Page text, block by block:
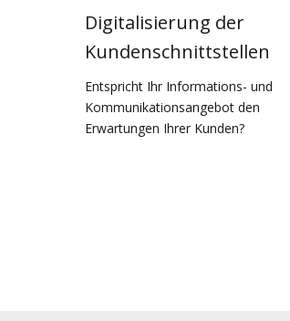
Digitalisierung der
Kundenschnittstellen
Entspricht Ihr Informations- und
Kommunikationsangebot den
Erwartungen Ihrer Kunden?